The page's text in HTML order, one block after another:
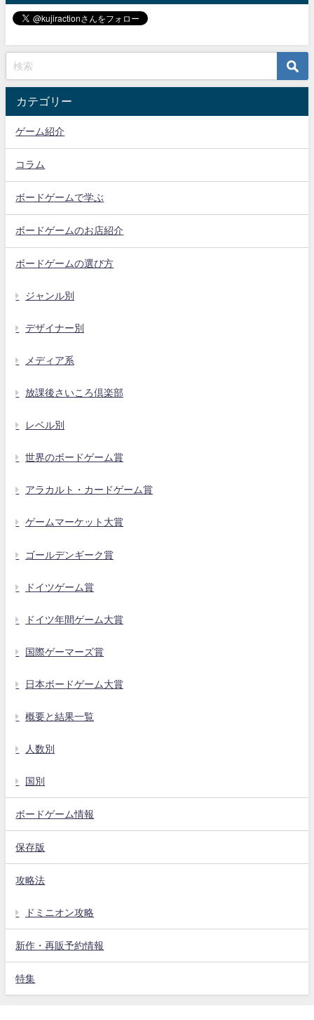
カテゴリー
ゲーム紹介
コラム
ボードゲームで学ぶ
ボードゲームのお店紹介
ボードゲームの選び方
ジャンル別
デザイナー別
メディア系
放課後さいころ倶楽部
レベル別
世界のボードゲーム賞
アラカルト・カードゲーム賞
ゲームマーケット大賞
ゴールデンギーク賞
ドイツゲーム賞
ドイツ年間ゲーム大賞
国際ゲーマーズ賞
日本ボードゲーム大賞
概要と結果一覧
人数別
国別
ボードゲーム情報
保存版
攻略法
ドミニオン攻略
新作・再販予約情報
特集